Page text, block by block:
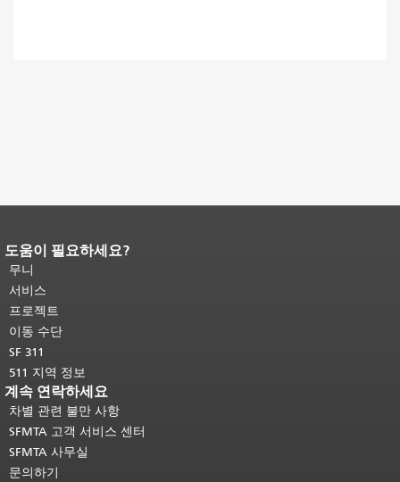
페이지 내용 끝입니다.이 페이지의 나
머지 내용은 모든 페이지에 반복됩니
다.메인 콘텐츠 상단으로 돌아가려면
여기를 클릭하십시오
도움이 필요하세요?
무니
서비스
프로젝트
이동 수단
SF 311
511 지역 정보
계속 연락하세요
차별 관련 불만 사항
SFMTA 고객 서비스 센터
SFMTA 사무실
문의하기